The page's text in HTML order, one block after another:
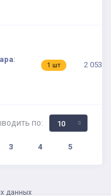
:
1 шт 2
по: 10
3 4 5
данных